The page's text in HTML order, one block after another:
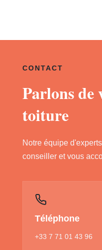
CONTACT
Parlons
toiture
Notre équipe
conseiller et vous
Téléphone
+33 7 71 01 43 96